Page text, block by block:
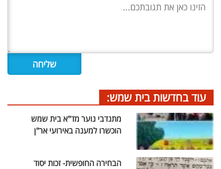
עוד בחדשות בית שמש:
מתנדבי נוער מד"א בית שמש
הוכשרו למענה באירועי אר"ן
הבחירה החופשית- זכות יסוד